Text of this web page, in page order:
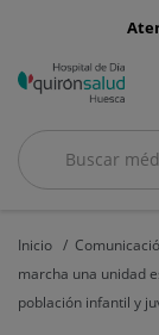
Buscar
Buscar
Inicio
marcha una unidad
población infantil y